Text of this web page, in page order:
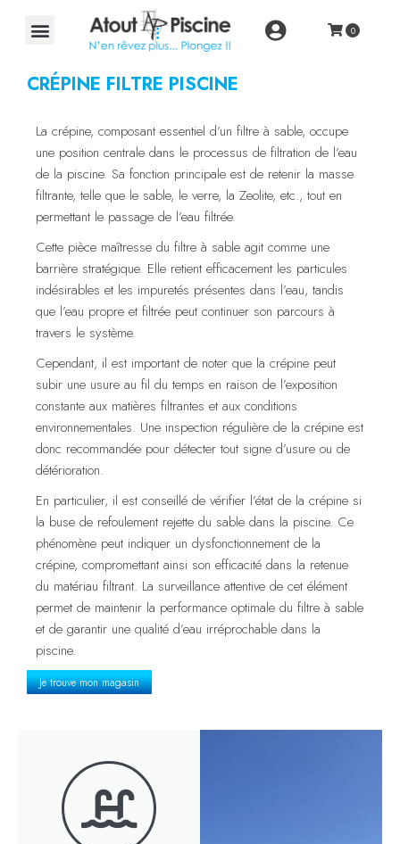
CRÉPINE FILTRE PISCINE
La crépine, composant essentiel d’un filtre à sable, occupe
une position centrale dans le processus de filtration de l’eau
de la piscine. Sa fonction principale est de retenir la masse
filtrante, telle que le sable, le verre, la Zeolite, etc., tout en
permettant le passage de l’eau filtrée.
Cette pièce maîtresse du filtre à sable agit comme une
barrière stratégique. Elle retient efficacement les particules
indésirables et les impuretés présentes dans l’eau, tandis
que l’eau propre et filtrée peut continuer son parcours à
travers le système.
Cependant, il est important de noter que la crépine peut
subir une usure au fil du temps en raison de l’exposition
constante aux matières filtrantes et aux conditions
environnementales. Une inspection régulière de la crépine est
donc recommandée pour détecter tout signe d’usure ou de
détérioration.
En particulier, il est conseillé de vérifier l’état de la crépine si
la buse de refoulement rejette du sable dans la piscine. Ce
phénomène peut indiquer un dysfonctionnement de la
crépine, compromettant ainsi son efficacité dans la retenue
du matériau filtrant. La surveillance attentive de cet élément
permet de maintenir la performance optimale du filtre à sable
et de garantir une qualité d’eau irréprochable dans la
piscine.
Je trouve mon magasin